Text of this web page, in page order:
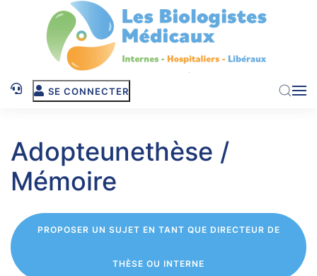
Skip to main content
SE CONNECTER
Adopteunethèse /
Mémoire
PROPOSER UN SUJET EN TANT QUE DIRECTEUR DE
THÈSE OU INTERNE